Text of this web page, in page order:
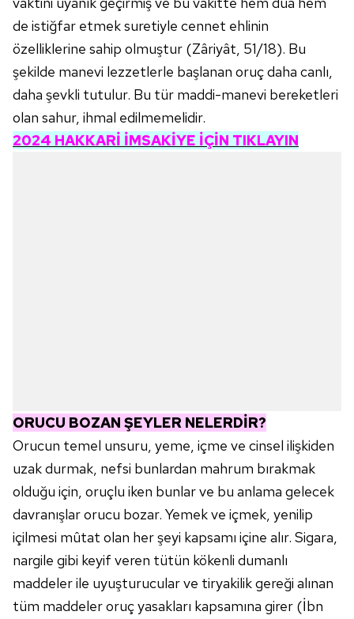
de istiğfar etmek suretiyle cennet ehlinin
özelliklerine sahip olmuştur (Zâriyât, 51/18). Bu
şekilde manevi lezzetlerle başlanan oruç daha canlı,
daha şevkli tutulur. Bu tür maddi-manevi bereketleri
olan sahur, ihmal edilmemelidir.
2024 HAKKARİ İMSAKİYE İÇİN TIKLAYIN
ORUCU BOZAN ŞEYLER NELERDİR?
Orucun temel unsuru, yeme, içme ve cinsel ilişkiden
uzak durmak, nefsi bunlardan mahrum bırakmak
olduğu için, oruçlu iken bunlar ve bu anlama gelecek
davranışlar orucu bozar. Yemek ve içmek, yenilip
içilmesi mûtat olan her şeyi kapsamı içine alır. Sigara,
nargile gibi keyif veren tütün kökenli dumanlı
maddeler ile uyuşturucular ve tiryakilik gereği alınan
tüm maddeler oruç yasakları kapsamına girer (İbn